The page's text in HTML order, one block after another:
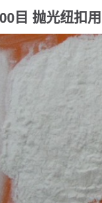
目 抛光纽扣